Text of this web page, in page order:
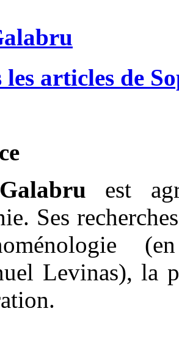
articles de
est
Ses
Levinas), la